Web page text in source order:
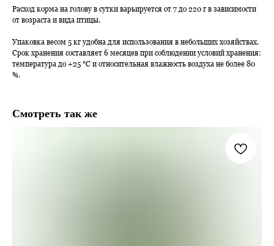
Расход корма на голову в сутки варьируется от 7 до 220 г в зависимости
от возраста и вида птицы.
Упаковка весом 5 кг удобна для использования в небольших хозяйствах.
Срок хранения составляет 6 месяцев при соблюдении условий хранения:
температура до +25 °C и относительная влажность воздуха не более 80
%.
Смотреть так же